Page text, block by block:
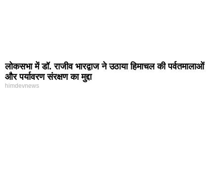
लोकसभा में डॉ. राजीव भारद्वाज ने उठाया हिमाचल की पर्वतमालाओं
और पर्यावरण संरक्षण का मुद्दा
himdevnews